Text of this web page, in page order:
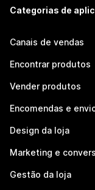
Categorias de
Canais de vendas
Encontrar produtos
Vender produtos
Encomendas e
Design da loja
Marketing e
Gestão da loja